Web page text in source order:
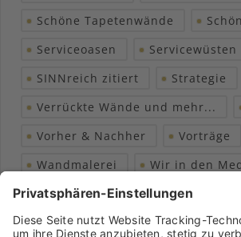
Schöne Tapetenwände
Serviceoasen
Servicewüsten
SINNreich zitiert
Strategie
Verrückte Wände und mehr...
Vorher & Nachher
Vorträge
Wandmalerei
Wir in den
Wohngesundheit